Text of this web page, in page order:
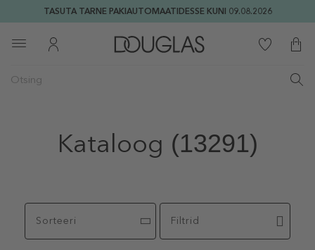
TASUTA TARNE PAKIAUTOMAATIDESSE KUNI 09.08.2026
Kataloog (13291)
Sorteeri Filtrid